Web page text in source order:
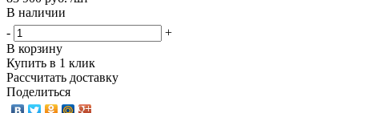
В наличии
-
+
В корзину
Купить в 1 клик
Рассчитать доставку
Поделиться